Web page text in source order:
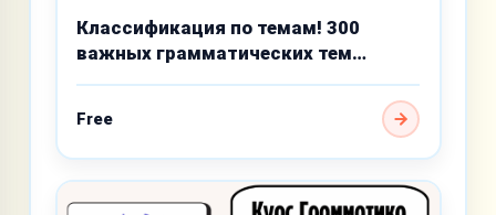
Классификация по темам! 300
важных грамматических тем
Free